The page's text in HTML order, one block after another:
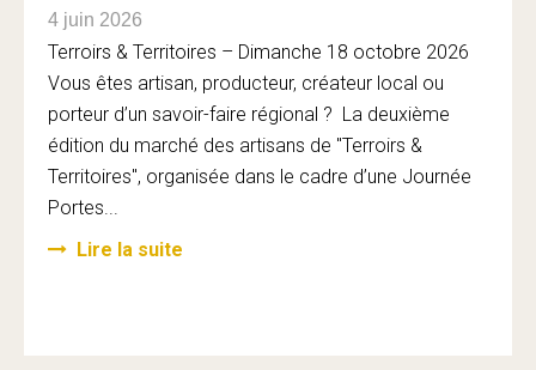
4 juin 2026
Terroirs & Territoires – Dimanche 18 octobre 2026
Vous êtes artisan, producteur, créateur local ou
porteur d’un savoir-faire régional ? La deuxième
édition du marché des artisans de "Terroirs &
Territoires", organisée dans le cadre d’une Journée
Portes...
Lire la suite